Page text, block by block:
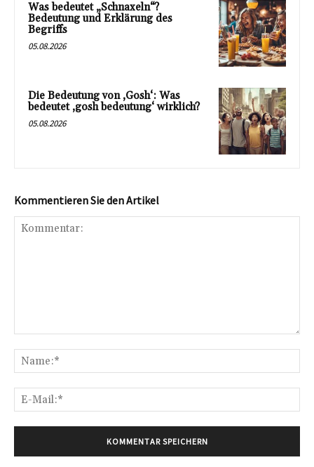
Was bedeutet „Schnaxeln“?
Bedeutung und Erklärung des
Begriffs
05.08.2026
Die Bedeutung von ‚Gosh‘: Was
bedeutet ‚gosh bedeutung‘ wirklich?
05.08.2026
Kommentieren Sie den Artikel